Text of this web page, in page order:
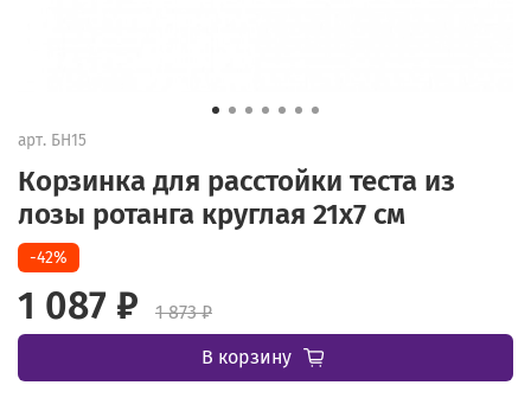
арт. БН15
Корзинка для расстойки теста из
лозы ротанга круглая 21х7 см
-42%
1 087 ₽
1 873 ₽
В корзину